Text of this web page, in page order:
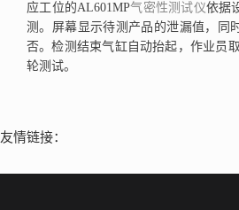
应工位的AL601MP气密性测试仪依据
测。屏幕显示待测产品的泄漏值，同
否。检测结束气缸自动抬起，作业员
轮测试。
友情链接：